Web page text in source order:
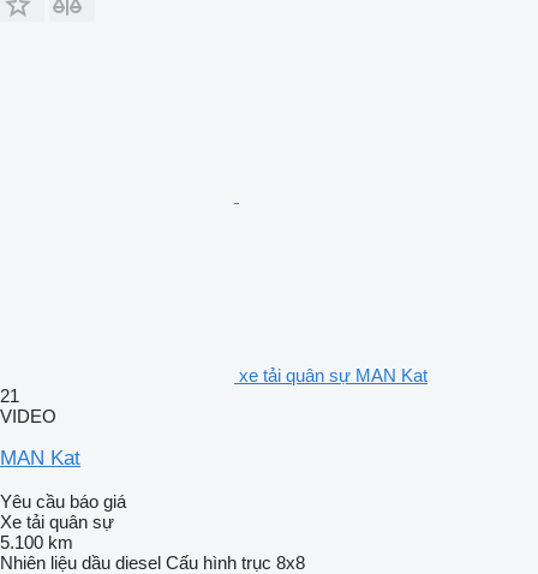
xe tải quân sự MAN Kat
21
VIDEO
MAN Kat
Yêu cầu báo giá
Xe tải quân sự
5.100 km
Nhiên liệu dầu diesel Cấu hình trục 8x8